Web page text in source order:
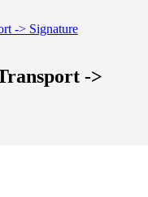
-> Signature
->